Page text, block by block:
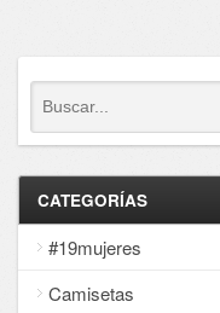
CATEGORÍAS
#19mujeres
Camisetas